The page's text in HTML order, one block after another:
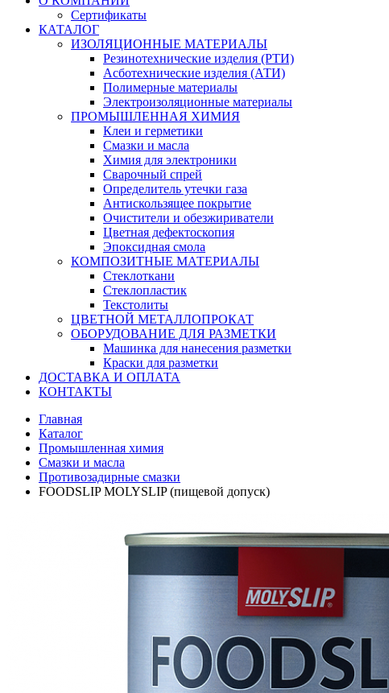
Сертификаты
КАТАЛОГ
ИЗОЛЯЦИОННЫЕ МАТЕРИАЛЫ
Резинотехнические изделия (РТИ)
Асботехнические изделия (АТИ)
Полимерные материалы
Электроизоляционные материалы
ПРОМЫШЛЕННАЯ ХИМИЯ
Клеи и герметики
Смазки и масла
Химия для электроники
Сварочный спрей
Определитель утечки газа
Антискользящее покрытие
Очистители и обезжириватели
Цветная дефектоскопия
Эпоксидная смола
КОМПОЗИТНЫЕ МАТЕРИАЛЫ
Стеклоткани
Стеклопластик
Текстолиты
ЦВЕТНОЙ МЕТАЛЛОПРОКАТ
ОБОРУДОВАНИЕ ДЛЯ РАЗМЕТКИ
Машинка для нанесения разметки
Краски для разметки
ДОСТАВКА И ОПЛАТА
КОНТАКТЫ
Главная
Каталог
Промышленная химия
Смазки и масла
Противозадирные смазки
FOODSLIP MOLYSLIP (пищевой допуск)